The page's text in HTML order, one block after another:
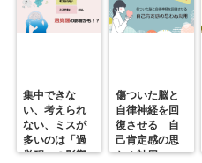
集中できな
い、考えられ
ない、ミスが
多いのは「過
覚醒」の影響
傷ついた脳と
自律神経を回
復させる 自
己肯定感の思
わぬ効用